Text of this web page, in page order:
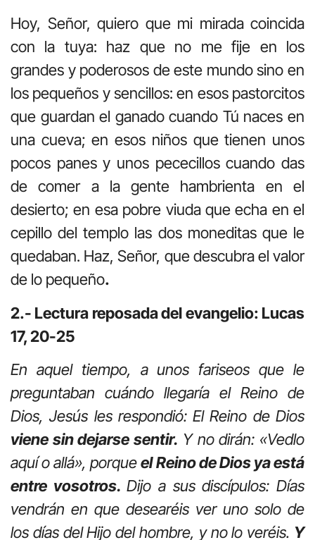
Hoy, Señor, quiero que mi mirada coincida
con la tuya: haz que no me fije en los
grandes y poderosos de este mundo sino en
los pequeños y sencillos: en esos pastorcitos
que guardan el ganado cuando Tú naces en
una cueva; en esos niños que tienen unos
pocos panes y unos pececillos cuando das
de comer a la gente hambrienta en el
desierto; en esa pobre viuda que echa en el
cepillo del templo las dos moneditas que le
quedaban. Haz, Señor, que descubra el valor
de lo pequeño.
2.- Lectura reposada del evangelio: Lucas
17, 20-25
En aquel tiempo, a unos fariseos que le
preguntaban cuándo llegaría el Reino de
Dios, Jesús les respondió: El Reino de Dios
viene sin dejarse sentir. Y no dirán: «Vedlo
aquí o allá», porqueel Reino de Dios ya está
entre vosotros.Dijo a sus discípulos: Días
vendrán en que desearéis ver uno solo de
los días del Hijo del hombre, y no lo veréis. Y